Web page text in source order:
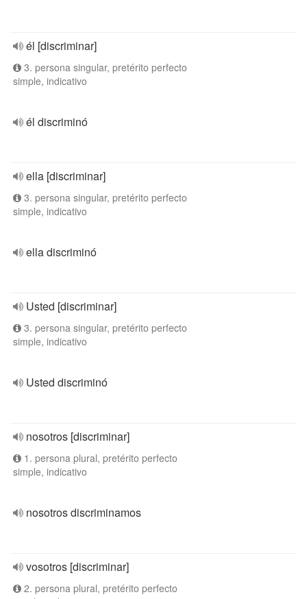
él [discriminar]
3. persona singular, pretérito perfecto
simple, indicativo
él discriminó
ella [discriminar]
3. persona singular, pretérito perfecto
simple, indicativo
ella discriminó
Usted [discriminar]
3. persona singular, pretérito perfecto
simple, indicativo
Usted discriminó
nosotros [discriminar]
1. persona plural, pretérito perfecto
simple, indicativo
nosotros discriminamos
vosotros [discriminar]
2. persona plural, pretérito perfecto